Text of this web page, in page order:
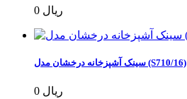
0 ریال
سینک آشپزخانه درخشان مدل (S710/16)
0 ریال